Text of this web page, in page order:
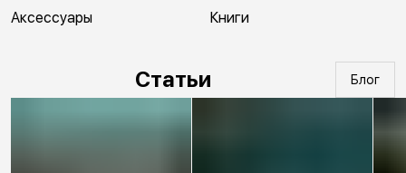
Аксессуары Книги
Статьи Блог